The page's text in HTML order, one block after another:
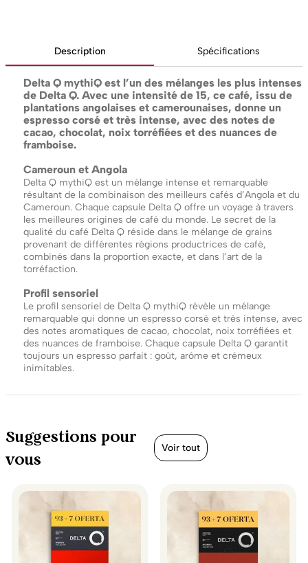
Description Spécifications
Delta Q mythiQ est l’un des mélanges les plus intenses
de Delta Q. Avec une intensité de 15, ce café, issu de
plantations angolaises et camerounaises, donne un
espresso corsé et très intense, avec des notes de
cacao, chocolat, noix torréfiées et des nuances de
framboise.
Cameroun et Angola
Delta Q mythiQ est un mélange intense et remarquable
résultant de la combinaison des meilleurs cafés d’Angola et du
Cameroun. Chaque capsule Delta Q offre un voyage à travers
les meilleures origines de café du monde. Le secret de la
qualité du café Delta Q réside dans le mélange de grains
provenant de différentes régions productrices de café,
combinés dans la proportion exacte, et dans l’art de la
torréfaction.
Profil sensoriel
Le profil sensoriel de Delta Q mythiQ révèle un mélange
remarquable qui donne un espresso corsé et très intense, avec
des notes aromatiques de cacao, chocolat, noix torréfiées et
des nuances de framboise. Chaque capsule Delta Q garantit
toujours un espresso parfait : goût, arôme et crémeux
inimitables.
Suggestions pour
vous
Voir tout